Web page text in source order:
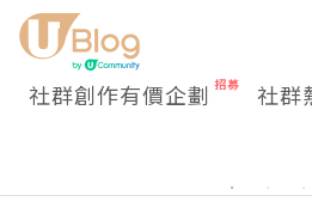
社群創作有價企劃 社群